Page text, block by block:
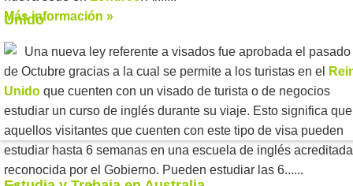
Más información »
Unido
Una nueva ley referente a visados fue aprobada el pasado
de Octubre gracias a la cual se permite a los turistas en el
Unido que cuenten con un visado de turista o de negocios
estudiar un curso de inglés durante su viaje. Esto significa que
aquellos visitantes que cuenten con este tipo de visa pueden
estudiar hasta 6 semanas en una escuela de inglés
reconocida por el Gobierno. Pueden estudiar las 6......